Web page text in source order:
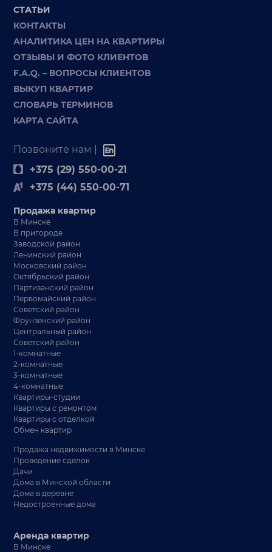
СТАТЬИ
КОНТАКТЫ
АНАЛИТИКА ЦЕН НА КВАРТИРЫ
ОТЗЫВЫ И ФОТО КЛИЕНТОВ
F.A.Q. – ВОПРОСЫ КЛИЕНТОВ
ВЫКУП КВАРТИР
СЛОВАРЬ ТЕРМИНОВ
КАРТА САЙТА
Позвоните нам |
+375 (29) 550-00-21
+375 (44) 550-00-71
Продажа квартир
В Минске
В пригороде
Заводской район
Ленинский район
Московский район
Октябрьский район
Партизанский район
Первомайский район
Советский район
Фрунзенский район
Центральный район
Советский район
1-комнатные
2-комнатные
3-комнатные
4-комнатные
Квартиры-студии
Квартиры с ремонтом
Квартиры с отделкой
Обмен квартир
Продажа недвижимости в Минске
Проведение сделок
Дачи
Дома в Минской области
Дома в деревне
Недостроенные дома
Аренда квартир
В Минске